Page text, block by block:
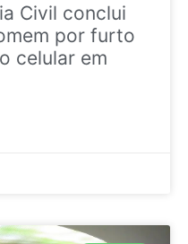
Civil conclui
por furto
celular em